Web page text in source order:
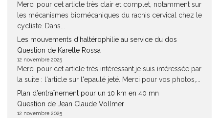
Merci pour cet article très clair et complet, notamment sur
les mécanismes biomécaniques du rachis cervical chez le
cycliste. Dans...
Les mouvements d’haltérophilie au service du dos
Question de Karelle Rossa
12 novembre 2025
Merci pour cet article très intéressant.je suis intéressée par
la suite : l'article sur l'epaulé jeté. Merci pour vos photos,...
Plan d’entraînement pour un 10 km en 40 mn
Question de Jean Claude Vollmer
12 novembre 2025